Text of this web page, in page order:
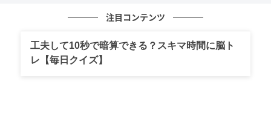
に、梢は違和感を覚えるのでした。
義母の葉介びいき、子どもたちはどう感じて
いる？
注目コンテンツ
工夫して10秒で暗算できる？スキマ時間に脳ト
レ【毎日クイズ】